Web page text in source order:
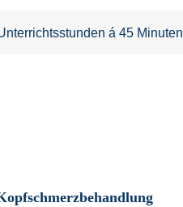
á 45 Minuten